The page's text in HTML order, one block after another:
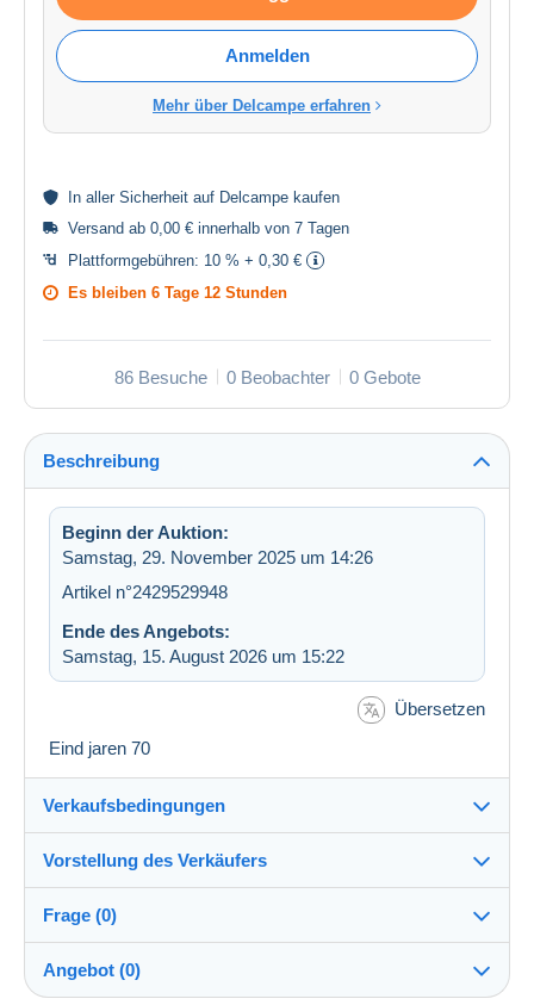
Anmelden
Mehr über Delcampe erfahren
In aller Sicherheit auf Delcampe kaufen
Versand ab 0,00 € innerhalb von 7 Tagen
Plattformgebühren: 10 % + 0,30 €
Es bleiben 6 Tage 12 Stunden
86 Besuche 0 Beobachter 0 Gebote
Beschreibung
Beginn der Auktion:
Samstag, 29. November 2025 um 14:26
Artikel n°2429529948
Ende des Angebots:
Samstag, 15. August 2026 um 15:22
Übersetzen
Eind jaren 70
Verkaufsbedingungen
Verkaufsbedingungen im Detail
Versand vor Zahlung innerhalb von 7 Tagen
Vorstellung des Verkäufers
geestje100%(2492x)
Shop
Frage (0)
Angebot (0)